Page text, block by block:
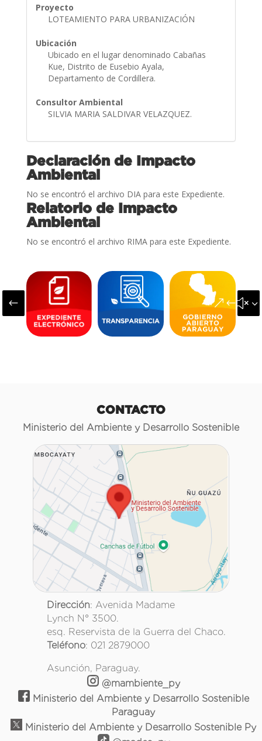
Proyecto
LOTEAMIENTO PARA URBANIZACIÓN
Ubicación
Ubicado en el lugar denominado Cabañas
Kue, Distrito de Eusebio Ayala,
Departamento de Cordillera.
Consultor Ambiental
SILVIA MARIA SALDIVAR VELAZQUEZ.
Declaración de Impacto
Ambiental
No se encontró el archivo DIA para este Expediente.
Relatorio de Impacto
Ambiental
No se encontró el archivo RIMA para este Expediente.
#
CONTACTO
Ministerio del Ambiente y Desarrollo Sostenible
Dirección: Avenida Madame
Lynch N° 3500.
esq. Reservista de la Guerra del Chaco.
Teléfono: 021 2879000
Asunción, Paraguay.
@mambiente_py
Ministerio del Ambiente y Desarrollo Sostenible
Paraguay
Ministerio del Ambiente y Desarrollo Sostenible Py